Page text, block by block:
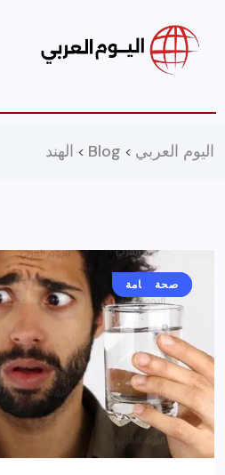
اليوم العربي >
Blog
> الهند
أخبار عامة
صحة